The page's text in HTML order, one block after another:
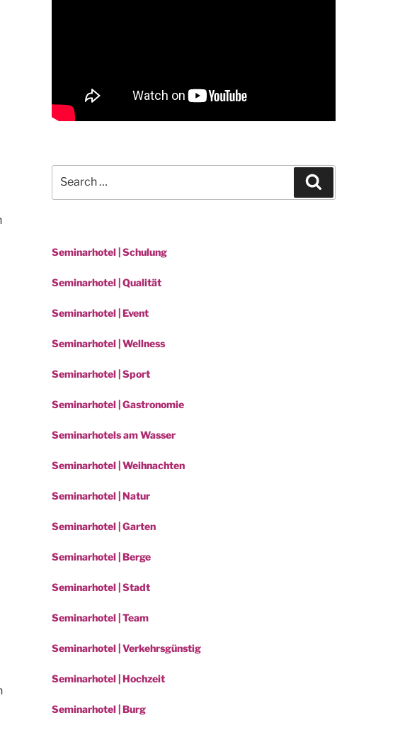
for:
Seminarhotel | Schulung
Seminarhotel | Qualität
Seminarhotel | Event
Seminarhotel | Wellness
Seminarhotel | Sport
Seminarhotel | Gastronomie
Seminarhotels am Wasser
Seminarhotel | Weihnachten
Seminarhotel | Natur
Seminarhotel | Garten
Seminarhotel | Berge
Seminarhotel | Stadt
Seminarhotel | Team
Seminarhotel | Verkehrsgünstig
Seminarhotel | Hochzeit
Seminarhotel | Burg